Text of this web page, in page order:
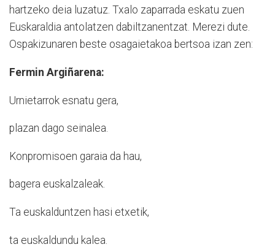
hartzeko deia luzatuz. Txalo zaparrada eskatu zuen
Euskaraldia antolatzen dabiltzanentzat. Merezi dute.
Ospakizunaren beste osagaietakoa bertsoa izan zen:
Fermin Argiñarena:
Urnietarrok esnatu gera,
plazan dago seinalea.
Konpromisoen garaia da hau,
bagera euskalzaleak.
Ta euskalduntzen hasi etxetik,
ta euskaldundu kalea.